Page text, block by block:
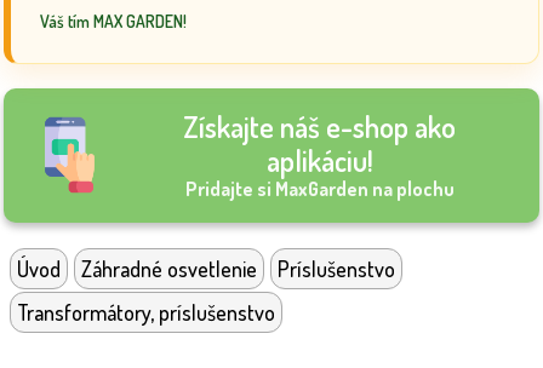
Váš tím MAX GARDEN!
Získajte náš e-shop ako
aplikáciu!
Pridajte si MaxGarden na plochu
Úvod Záhradné osvetlenie
Príslušenstvo
Transformátory, príslušenstvo